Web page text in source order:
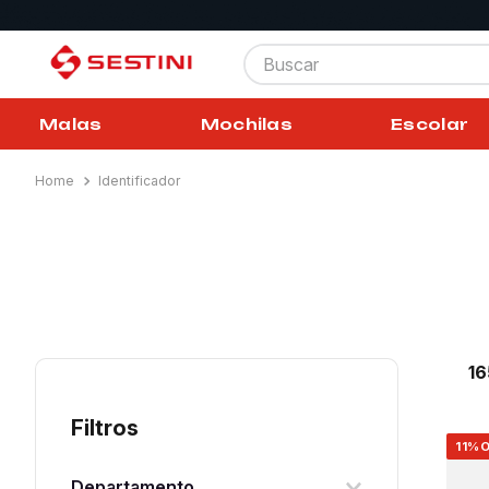
Buscar
Malas Mochilas Escolar
Identificador
Filtros
11%